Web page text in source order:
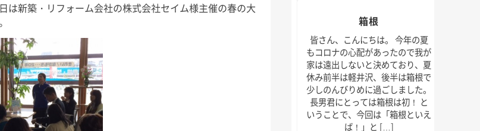
新築・リフォーム会社の株式会社セイム様主催の春の大
演のお知らせ
皆さん、こんにちは。 今週日曜
日（28日）のTBS「日曜日の初
耳学」に再び出演いたします。 3
回目の出演となりますが、今回も
季節に合った「初耳！」な睡眠知
識をお届けいたしますので、ぜひ
箱根
皆さん、こんにちは。 今年の夏
もコロナの心配があったので我が
家は遠出しないと決めており、夏
休み前半は軽井沢、後半は箱根で
少しのんびりめに過ごしました。
長男君にとっては箱根は初！ と
いうことで、今回は「箱根といえ
ば！」と […]